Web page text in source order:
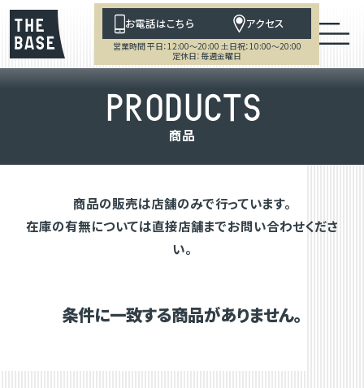
お電話はこちら アクセス
営業時間 平日：12:00～20:00 土日祝：10:00～20:00
定休日：毎週金曜日
PRODUCTS
商品
商品の販売は店舗のみで行っています。
在庫の有無については直接店舗までお問い合わせくださ
い。
条件に一致する商品がありません。